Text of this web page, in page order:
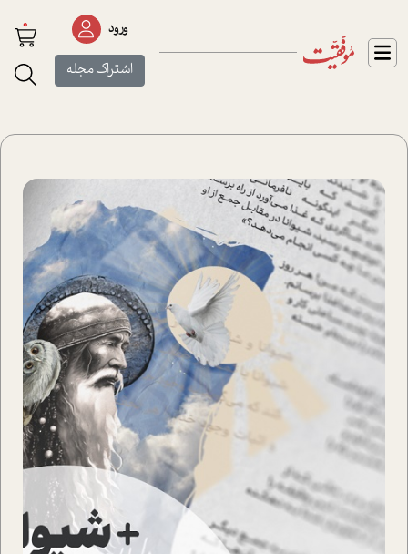
ورود
اشتراک مجله
0